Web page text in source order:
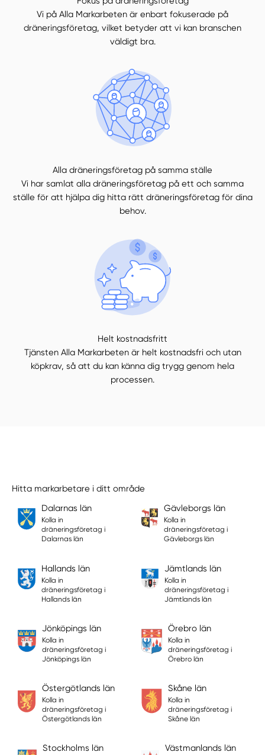
Vi på Alla Markarbeten är enbart fokuserade på
dräneringsföretag, vilket betyder att vi kan branschen
väldigt bra.
Alla dräneringsföretag på samma ställe
Vi har samlat alla dräneringsföretag på ett och samma
ställe för att hjälpa dig hitta rätt dräneringsföretag för dina
behov.
Helt kostnadsfritt
Tjänsten Alla Markarbeten är helt kostnadsfri och utan
köpkrav, så att du kan känna dig trygg genom hela
processen.
Hitta markarbetare i ditt område
Dalarnas län
Kolla in
dräneringsföretag i
Dalarnas län
Gävleborgs län
Kolla in
dräneringsföretag i
Gävleborgs län
Hallands län
Kolla in
dräneringsföretag i
Hallands län
Jämtlands län
Kolla in
dräneringsföretag i
Jämtlands län
Jönköpings län
Kolla in
dräneringsföretag i
Jönköpings län
Örebro län
Kolla in
dräneringsföretag i
Örebro län
Östergötlands län
Kolla in
dräneringsföretag i
Östergötlands län
Skåne län
Kolla in
dräneringsföretag i
Skåne län
Stockholms län Västmanlands län